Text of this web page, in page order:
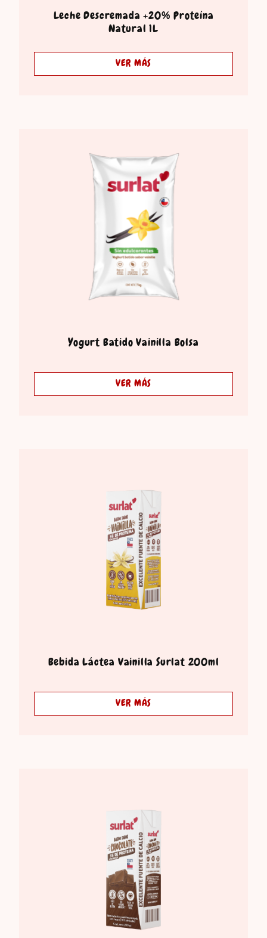
Leche Descremada +20% Proteína
Natural 1L
VER MÁS
Yogurt Batido Vainilla Bolsa
VER MÁS
Bebida Láctea Vainilla Surlat 200ml
VER MÁS